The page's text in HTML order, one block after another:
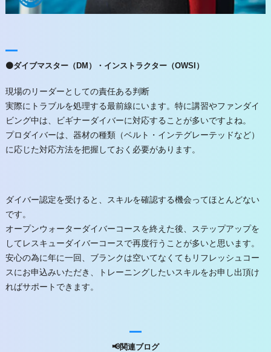
⚫ダイブマスター（DM）・インストラクター（OWSI）
現場のリーダーとしての責任ある判断
実際にトラブルを処理する最前線にいます。特に講習やファンダイ
ビング中は、ビギナーダイバーに対応することが多いですよね。
プロダイバーは、器材の種類（ベルト・インテグレーテッドなど）
に応じた対応方法を把握しておく必要があります。
ダイバー認定を受けると、スキルを確認する機会ってほとんどない
です。
オープンウォーターダイバーコースを終えた後、ステップアップを
してレスキューダイバーコースで再度行うことが多いと思います。
安心の為に年に一回、ブランクは空いてなくてもリフレッシュコー
スにお申込みいただき、トレーニングしたいスキルをお申し出頂け
ればサポートできます。
📢関連ブログ